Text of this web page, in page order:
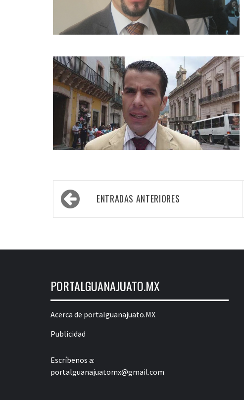
Navegación
de ENTRADAS ANTERIORES
PORTALGUANAJUATO.MX
Acerca de portalguanajuato.MX
Publicidad
Escríbenos a:
portalguanajuatomx@gmail.com